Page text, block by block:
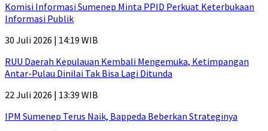
Komisi Informasi Sumenep Minta PPID Perkuat Keterbukaan
Informasi Publik
30 Juli 2026 | 14:19 WIB
RUU Daerah Kepulauan Kembali Mengemuka, Ketimpangan
Antar-Pulau Dinilai Tak Bisa Lagi Ditunda
22 Juli 2026 | 13:39 WIB
IPM Sumenep Terus Naik, Bappeda Beberkan Strateginya